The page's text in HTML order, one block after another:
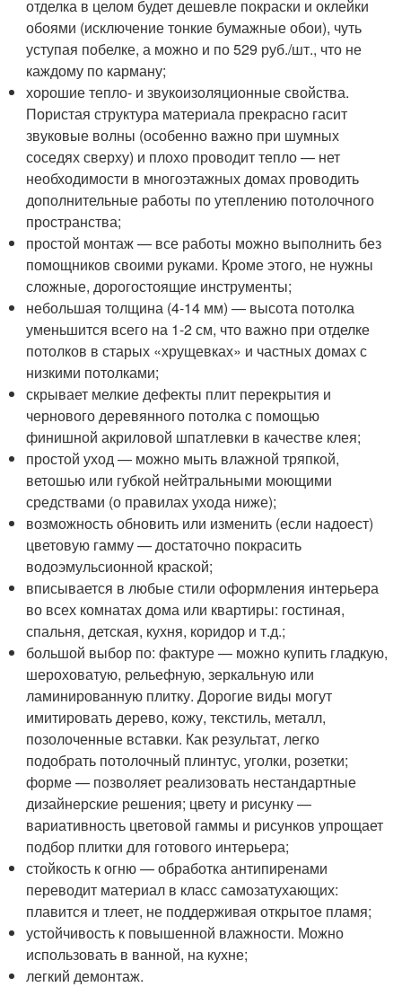
отделка в целом будет дешевле покраски и оклейки
обоями (исключение тонкие бумажные обои), чуть
уступая побелке, а можно и по 529 руб./шт., что не
каждому по карману;
хорошие тепло- и звукоизоляционные свойства.
Пористая структура материала прекрасно гасит
звуковые волны (особенно важно при шумных
соседях сверху) и плохо проводит тепло — нет
необходимости в многоэтажных домах проводить
дополнительные работы по утеплению потолочного
пространства;
простой монтаж — все работы можно выполнить без
помощников своими руками. Кроме этого, не нужны
сложные, дорогостоящие инструменты;
небольшая толщина (4-14 мм) — высота потолка
уменьшится всего на 1-2 см, что важно при отделке
потолков в старых «хрущевках» и частных домах с
низкими потолками;
скрывает мелкие дефекты плит перекрытия и
чернового деревянного потолка с помощью
финишной акриловой шпатлевки в качестве клея;
простой уход — можно мыть влажной тряпкой,
ветошью или губкой нейтральными моющими
средствами (о правилах ухода ниже);
возможность обновить или изменить (если надоест)
цветовую гамму — достаточно покрасить
водоэмульсионной краской;
вписывается в любые стили оформления интерьера
во всех комнатах дома или квартиры: гостиная,
спальня, детская, кухня, коридор и т.д.;
большой выбор по: фактуре — можно купить гладкую,
шероховатую, рельефную, зеркальную или
ламинированную плитку. Дорогие виды могут
имитировать дерево, кожу, текстиль, металл,
позолоченные вставки. Как результат, легко
подобрать потолочный плинтус, уголки, розетки;
форме — позволяет реализовать нестандартные
дизайнерские решения; цвету и рисунку —
вариативность цветовой гаммы и рисунков упрощает
подбор плитки для готового интерьера;
стойкость к огню — обработка антипиренами
переводит материал в класс самозатухающих:
плавится и тлеет, не поддерживая открытое пламя;
устойчивость к повышенной влажности. Можно
использовать в ванной, на кухне;
легкий демонтаж.